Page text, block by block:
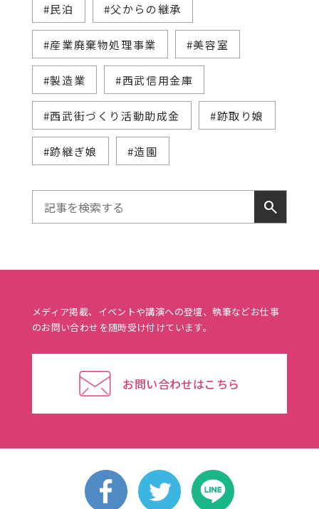
#民泊 #父からの継承
#産業廃棄物処理事業 #美容室
#製造業 #西武信用金庫
#西武街づくり活動助成金 #跡取り娘
#跡継ぎ娘 #造園
search
メディア掲載、イベントや講演への登壇、執筆などお仕事
のお問い合わせを随時受け付けています。
お問い合わせはこちら